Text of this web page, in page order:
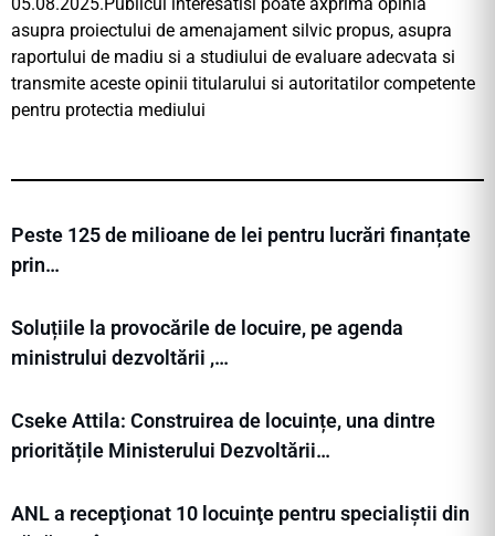
05.08.2025.Publicul interesatisi poate axprima opinia
asupra proiectului de amenajament silvic propus, asupra
raportului de madiu si a studiului de evaluare adecvata si
transmite aceste opinii titularului si autoritatilor competente
pentru protectia mediului
Peste 125 de milioane de lei pentru lucrări finanțate
prin…
Soluțiile la provocările de locuire, pe agenda
ministrului dezvoltării ,…
Cseke Attila: Construirea de locuințe, una dintre
prioritățile Ministerului Dezvoltării…
ANL a recepţionat 10 locuinţe pentru specialiștii din